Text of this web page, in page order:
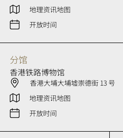
地理资讯地图
开放时间
分馆
香港铁路博物馆
香港大埔大埔墟崇德街 13 号
地理资讯地图
开放时间